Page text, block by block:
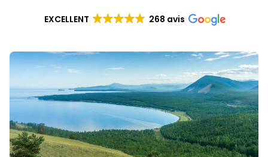
EXCELLENT 268 avis